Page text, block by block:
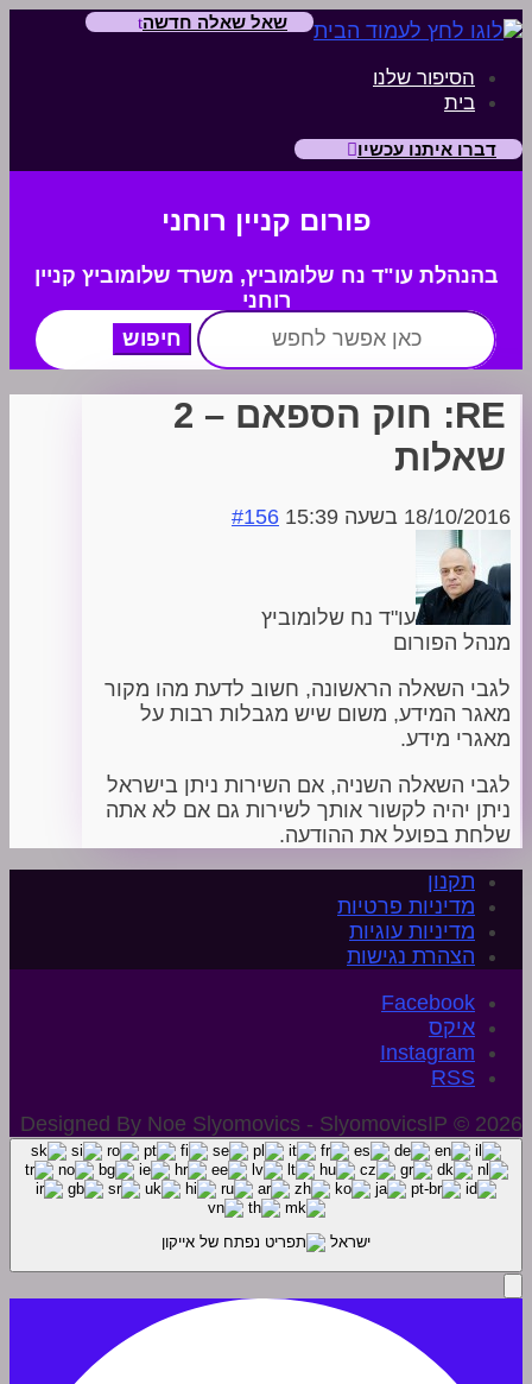
דברו איתנו עכשיו
שאל שאלה חדשה
הסיפור שלנו
בית
פורום קניין רוחני
בהנהלת עו"ד נח שלומוביץ, משרד שלומוביץ קניין
רוחני
חפש:
RE: חוק הספאם – 2
שאלות
18/10/2016 בשעה 15:39 #156
עו"ד נח שלומוביץ
מנהל הפורום
לגבי השאלה הראשונה, חשוב לדעת מהו מקור
מאגר המידע, משום שיש מגבלות רבות על
מאגרי מידע.
לגבי השאלה השניה, אם השירות ניתן בישראל
ניתן יהיה לקשור אותך לשירות גם אם לא אתה
שלחת בפועל את ההודעה.
תקנון
מדיניות פרטיות
מדיניות עוגיות
הצהרת נגישות
איקס
Instagram
Designed By Noe Slyomovics - SlyomovicsIP © 2026
ישראל